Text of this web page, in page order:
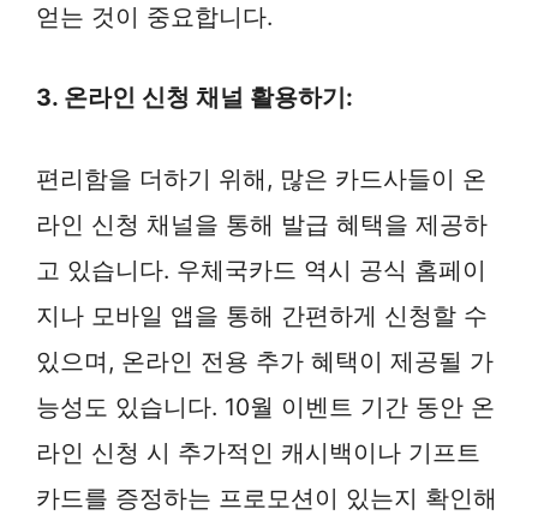
얻는 것이 중요합니다.
3. 온라인 신청 채널 활용하기:
편리함을 더하기 위해, 많은 카드사들이 온
라인 신청 채널을 통해 발급 혜택을 제공하
고 있습니다. 우체국카드 역시 공식 홈페이
지나 모바일 앱을 통해 간편하게 신청할 수
있으며, 온라인 전용 추가 혜택이 제공될 가
능성도 있습니다. 10월 이벤트 기간 동안 온
라인 신청 시 추가적인 캐시백이나 기프트
카드를 증정하는 프로모션이 있는지 확인해